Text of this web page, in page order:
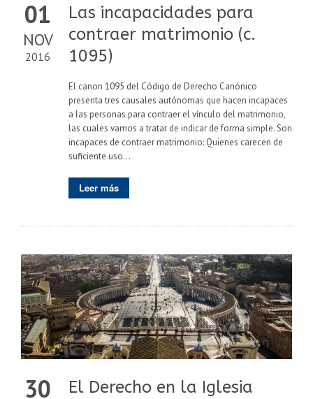
01
NOV
2016
Las incapacidades para
contraer matrimonio (c.
1095)
El canon 1095 del Código de Derecho Canónico
presenta tres causales autónomas que hacen incapaces
a las personas para contraer el vínculo del matrimonio,
las cuales vamos a tratar de indicar de forma simple. Son
incapaces de contraer matrimonio: Quienes carecen de
suficiente uso...
Leer más
30 El Derecho en la Iglesia